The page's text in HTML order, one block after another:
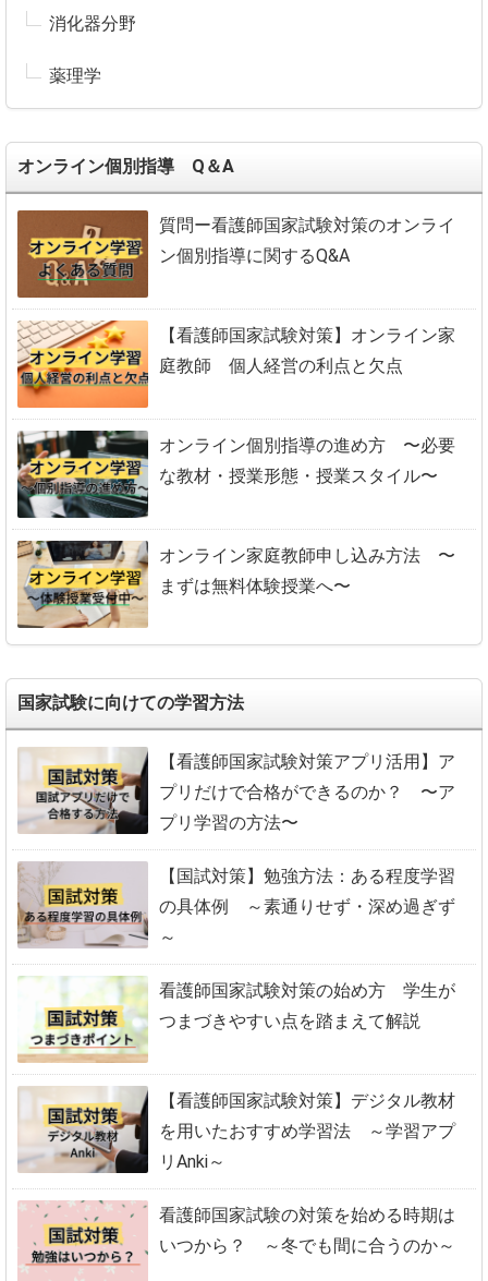
消化器分野
薬理学
オンライン個別指導 Q＆A
質問ー看護師国家試験対策のオンライ
ン個別指導に関するQ&A
【看護師国家試験対策】オンライン家
庭教師 個人経営の利点と欠点
オンライン個別指導の進め方 〜必要
な教材・授業形態・授業スタイル〜
オンライン家庭教師申し込み方法 〜
まずは無料体験授業へ〜
国家試験に向けての学習方法
【看護師国家試験対策アプリ活用】ア
プリだけで合格ができるのか？ 〜ア
プリ学習の方法〜
【国試対策】勉強方法：ある程度学習
の具体例 ～素通りせず・深め過ぎず
～
看護師国家試験対策の始め方 学生が
つまづきやすい点を踏まえて解説
【看護師国家試験対策】デジタル教材
を用いたおすすめ学習法 ～学習アプ
リAnki～
看護師国家試験の対策を始める時期は
いつから？ ～冬でも間に合うのか～